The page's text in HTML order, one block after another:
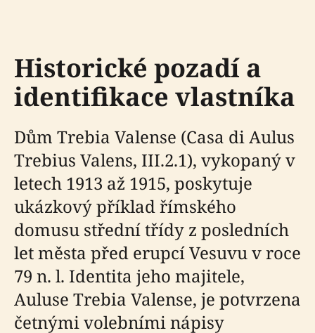
Historické pozadí a
identifikace vlastníka
Dům Trebia Valense (Casa di Aulus
Trebius Valens, III.2.1), vykopaný v
letech 1913 až 1915, poskytuje
ukázkový příklad římského
domusu střední třídy z posledních
let města před erupcí Vesuvu v roce
79 n. l. Identita jeho majitele,
Auluse Trebia Valense, je potvrzena
četnými volebními nápisy